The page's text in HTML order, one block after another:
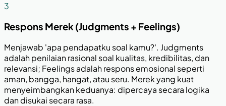
3
Respons Merek (Judgments + Feelings)
Menjawab 'apa pendapatku soal kamu?'. Judgments
adalah penilaian rasional soal kualitas, kredibilitas, dan
relevansi; Feelings adalah respons emosional seperti
aman, bangga, hangat, atau seru. Merek yang kuat
menyeimbangkan keduanya: dipercaya secara logika
dan disukai secara rasa.